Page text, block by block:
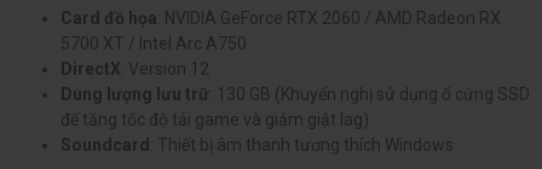
Card đồ họa: NVIDIA GeForce RTX 2060 / AMD Radeon RX
5700 XT / Intel Arc A750
DirectX: Version 12
Dung lượng lưu trữ: 130 GB (Khuyến nghị sử dụng ổ cứng SSD
để tăng tốc độ tải game và giảm giật lag)
Soundcard : Thiết bị âm thanh tương thích Windows